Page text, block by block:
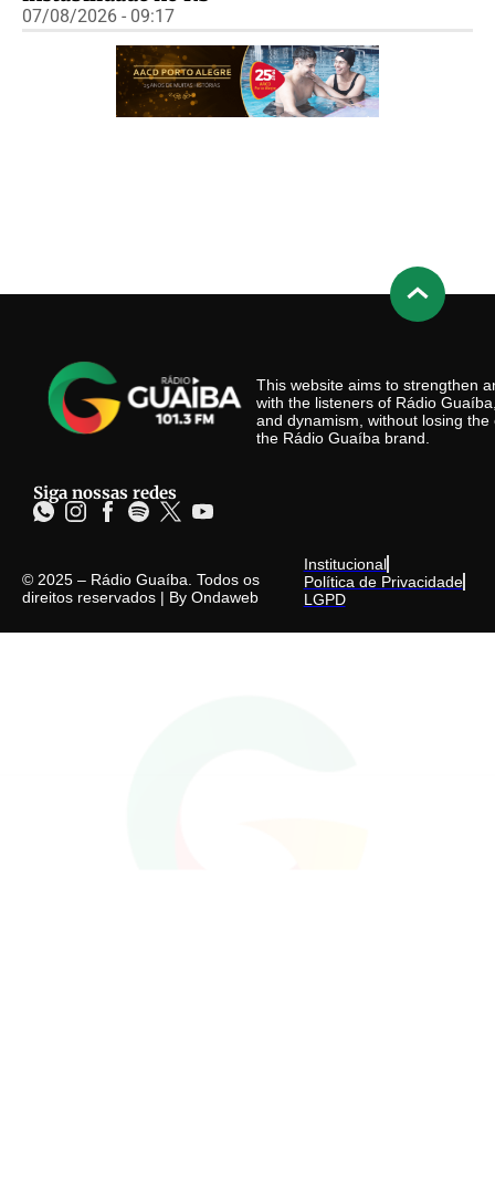
07/08/2026 - 09:17
This website aims to strengthen
with the listeners of Rádio
and dynamism, without losing
the Rádio Guaíba brand.
Siga nossas redes
© 2025 – Rádio Guaíba. Todos os
direitos reservados | By Ondaweb
Institucional
Política de Privacidade
LGPD